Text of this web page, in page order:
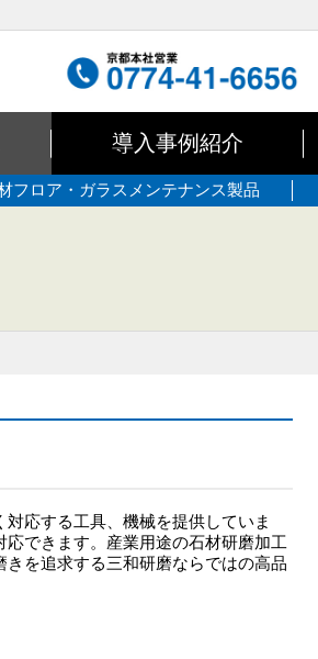
導入事例紹介
フロア・ガラスメンテナンス製品
応する工具、機械を提供していま
できます。産業用途の石材研磨加工
を追求する三和研磨ならではの高品